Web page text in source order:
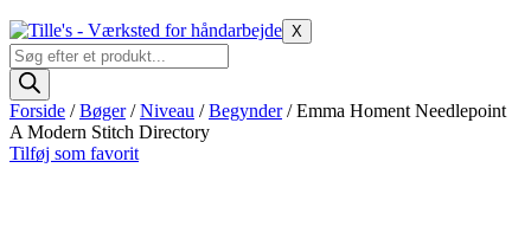
X
Products
search
Forside /Bøger/Niveau /Begynder/ Emma Homent Needlepoint
A Modern Stitch Directory
Tilføj som favorit